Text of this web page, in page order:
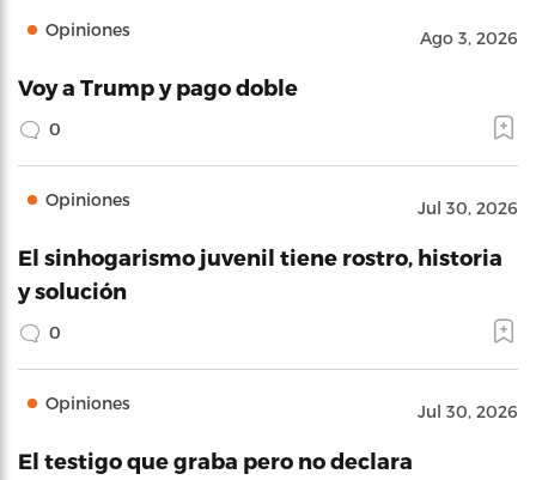
Opiniones Ago 3, 2026
Voy a Trump y pago doble
0
Opiniones Jul 30, 2026
El sinhogarismo juvenil tiene rostro, historia
y solución
0
Opiniones Jul 30, 2026
El testigo que graba pero no declara